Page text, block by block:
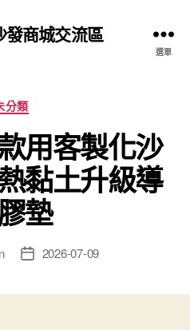
發商城交流區
選單
分
類
分類
用客製化沙
黏土升級導
墊
文 2026-07-09